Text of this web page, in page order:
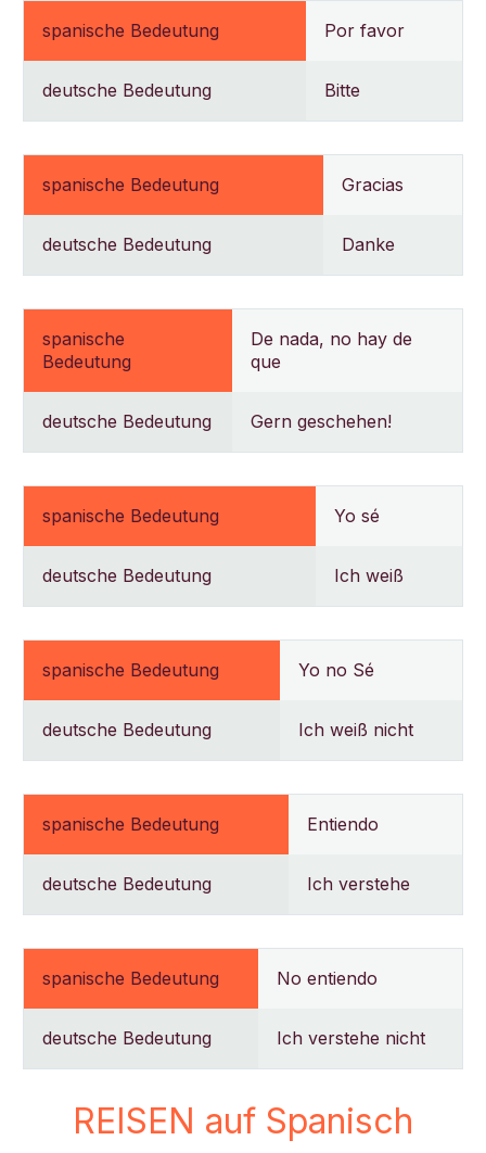
spanische Bedeutung Por favor
deutsche Bedeutung Bitte
spanische Bedeutung Gracias
deutsche Bedeutung Danke
spanische
Bedeutung
De nada, no hay de
que
deutsche Bedeutung Gern geschehen!
spanische Bedeutung Yo sé
deutsche Bedeutung Ich weiß
spanische Bedeutung Yo no Sé
deutsche Bedeutung Ich weiß nicht
spanische Bedeutung Entiendo
deutsche Bedeutung Ich verstehe
spanische Bedeutung No entiendo
deutsche Bedeutung Ich verstehe nicht
REISEN auf Spanisch